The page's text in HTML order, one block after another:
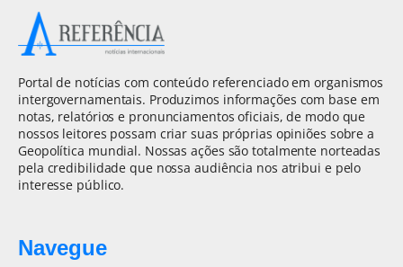
Portal de notícias com conteúdo referenciado em organismos
intergovernamentais. Produzimos informações com base em
notas, relatórios e pronunciamentos oficiais, de modo que
nossos leitores possam criar suas próprias opiniões sobre a
Geopolítica mundial. Nossas ações são totalmente norteadas
pela credibilidade que nossa audiência nos atribui e pelo
interesse público.
Navegue